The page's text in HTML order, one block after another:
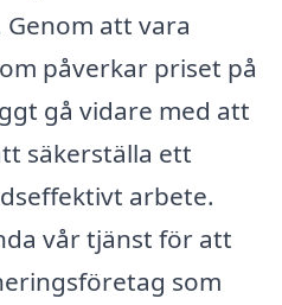
att vara
påverkar priset på
gå vidare med att
säkerställa ett
arbete.
vår tjänst för att
som